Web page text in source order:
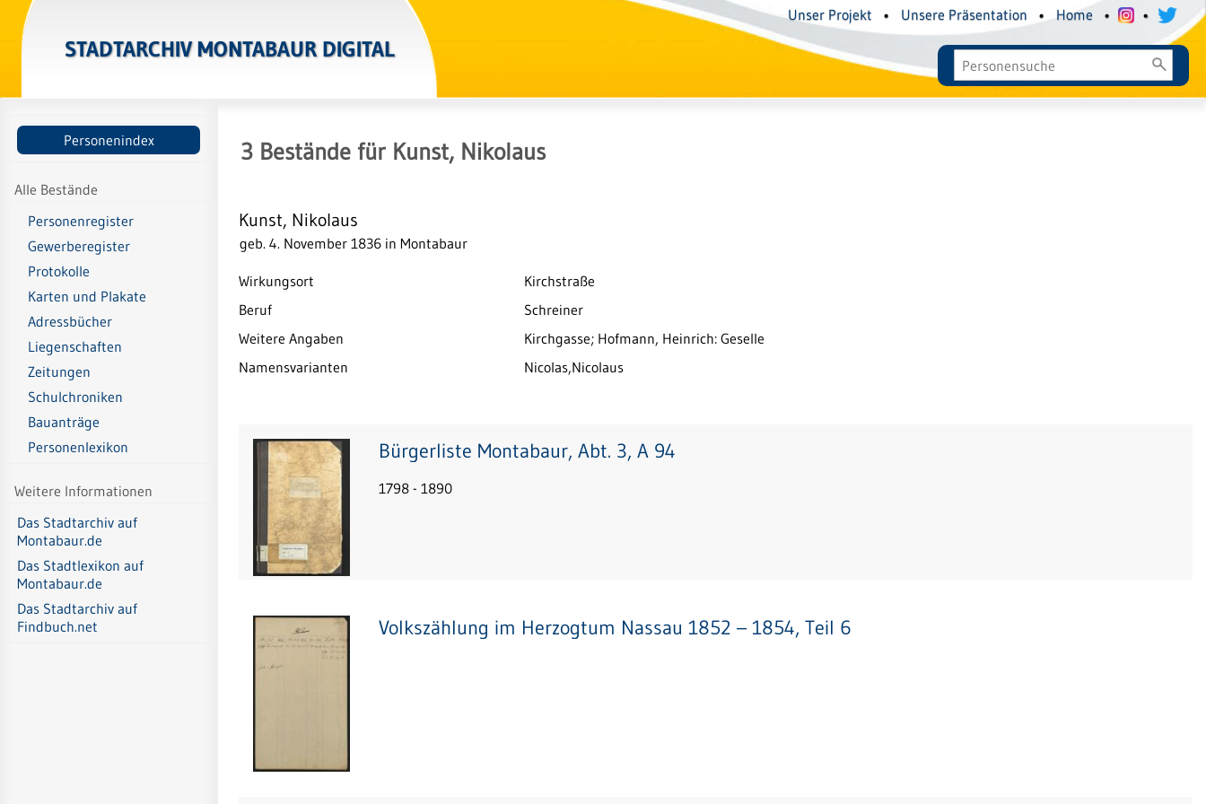
STADTARCHIV MONTABAUR DIGITAL
Unser Projekt • Unsere Präsentation • Home • •
Personenindex
Alle Bestände
Personenregister
Gewerberegister
Protokolle
Karten und Plakate
Adressbücher
Liegenschaften
Zeitungen
Schulchroniken
Bauanträge
Personenlexikon
Weitere Informationen
Das Stadtarchiv auf
Montabaur.de
Das Stadtlexikon auf
Montabaur.de
Das Stadtarchiv auf
Findbuch.net
3 Bestände für Kunst, Nikolaus
Kunst, Nikolaus
geb. 4. November 1836 in Montabaur
Wirkungsort
Kirchstraße
Beruf
Schreiner
Weitere Angaben
Kirchgasse; Hofmann, Heinrich: Geselle
Namensvarianten
Nicolas,Nicolaus
Bürgerliste Montabaur, Abt. 3, A 94
1798 - 1890
Volkszählung im Herzogtum Nassau 1852 – 1854, Teil 6